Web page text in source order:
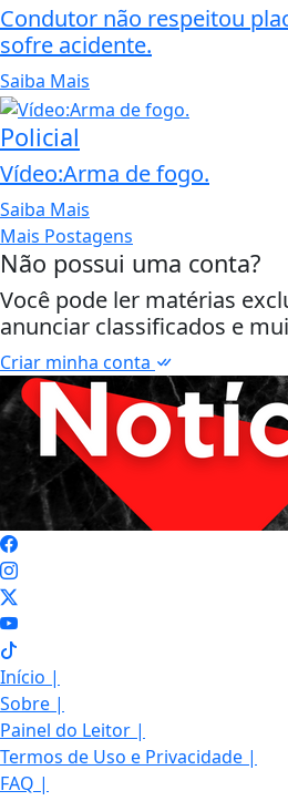
Condutor não respeitou
sofre acidente.
Saiba Mais
Policial
Vídeo:Arma de fogo.
Saiba Mais
Mais Postagens
Não possui uma conta?
Você pode ler matérias
anunciar classificados e
Criar minha conta
Início |
Sobre |
Painel do Leitor |
Termos de Uso e Privacidade |
FAQ |